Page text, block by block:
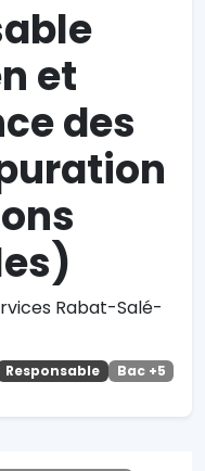
et
des
Rabat-Salé-
Responsable Bac +5